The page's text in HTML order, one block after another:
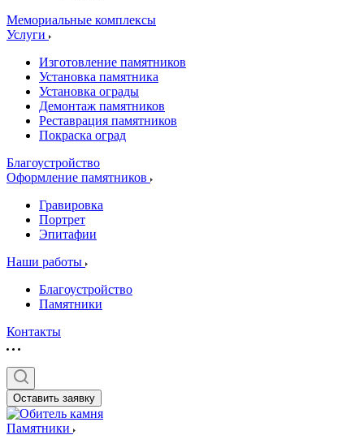
Мемориальные комплексы
Услуги
Изготовление памятников
Установка памятника
Установка ограды
Демонтаж памятников
Реставрация памятников
Покраска оград
Благоустройство
Оформление памятников
Гравировка
Портрет
Эпитафии
Наши работы
Благоустройство
Памятники
Контакты
Оставить заявку
Памятники